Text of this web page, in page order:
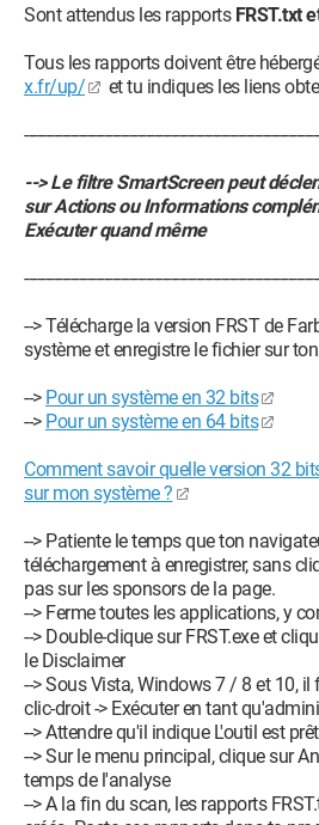
Sont attendus les rapports FRST.txt
Tous les rapports doivent être
x.fr/up/
et tu indiques les liens
--> Le filtre SmartScreen peut
sur Actions ou Informations
Exécuter quand même
--> Télécharge la version FRST de
système et enregistre le fichier sur
--> Pour un système en 32 bits
--> Pour un système en 64 bits
Comment savoir quelle version 32
sur mon système ?
--> Patiente le temps que ton
téléchargement à enregistrer, sans
pas sur les sponsors de la page.
--> Ferme toutes les applications, y
--> Double-clique sur FRST.exe et
le Disclaimer
--> Sous Vista, Windows 7 / 8 et 10,
clic-droit -> Exécuter en tant
--> Attendre qu'il indique L'outil est
--> Sur le menu principal, clique sur
temps de l'analyse
--> A la fin du scan, les rapports